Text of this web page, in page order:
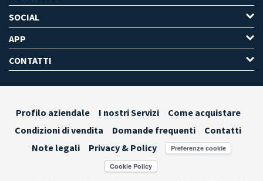
SOCIAL
APP
CONTATTI
Profilo aziendale I nostri Servizi
Come acquistare
Condizioni di vendita
Domande frequenti
Contatti
Note legali
Privacy & Policy Preferenze cookie